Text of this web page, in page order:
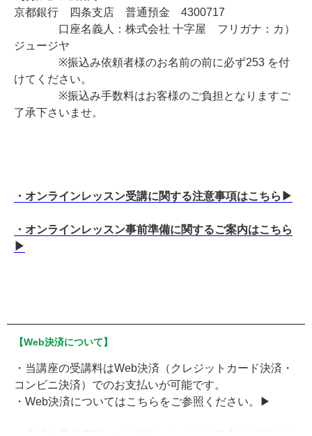
京都銀行 四条支店 普通預金 4300717
口座名義人：株式会社 十字屋 フリガナ：カ）
ジュージヤ
※振込み依頼者様のお名前の前に必ず253 を付
けてください。
※振込み手数料はお客様のご負担となりますご
了承下さいませ。
・オンラインレッスン受講に関する注意事項はこちら▶
・オンラインレッスン事前準備に関するご案内はこちら
▶
【Web決済について】
・当講座の受講料はWeb決済（クレジットカード決済・
コンビニ決済）でのお支払いが可能です。
・Web決済についてはこちらをご参照ください。▶